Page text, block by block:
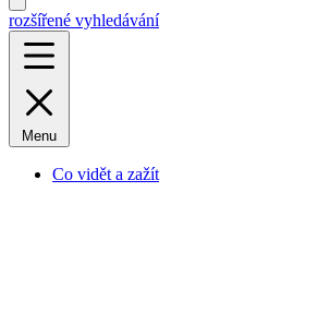
rozšířené vyhledávání
Menu
Co vidět a zažít